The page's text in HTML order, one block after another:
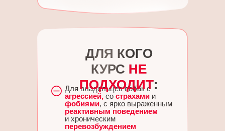
Для владельцев собак с
агрессией, со страхами и
фобиями, с ярко выраженным
реактивным поведением
и хроническим
перевозбуждением
ДЛЯ КОГО
КУРС НЕ
ПОДХОДИТ: